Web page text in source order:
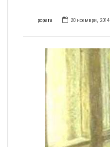
popara 20 ноември, 2014